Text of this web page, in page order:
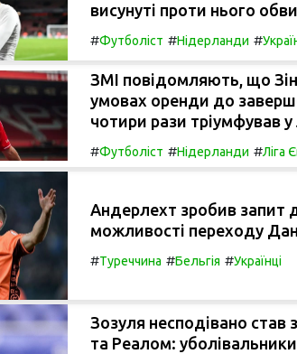
висунуті проти нього
#Футболіст #Нідерланди #
ЗМІ повідомляють, що
умовах оренди до
чотири рази тріумфував у
#Футболіст #Нідерланди #Ліга
Андерлехт зробив запит
можливості переходу
#Туреччина #Бельгія #Українці
Зозуля несподівано став
та Реалом: